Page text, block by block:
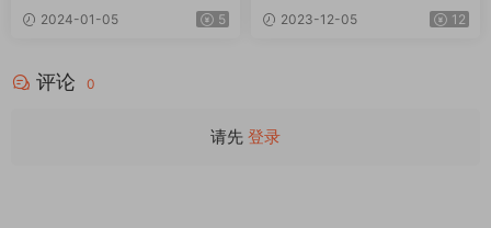
2.2.02024-01-05 5
1.0 2023-12-05 12
评论 0
请先 登录